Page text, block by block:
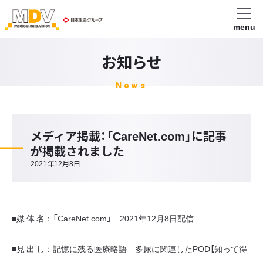
menu
お知らせ
News
メディア掲載：「CareNet.com」に記事
が掲載されました
2021年12月8日
■媒 体 名：「CareNet.com」 2021年12月8日配信
■見 出 し：記憶に残る医療略語―多尿に関連したPOD【知って得